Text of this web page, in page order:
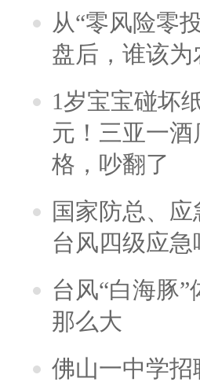
从“零风险零
盘后，谁该
1岁宝宝碰坏
元！三亚一
格，吵翻了
国家防总、
台风四级应急
台风“白海豚
那么大
佛山一中学